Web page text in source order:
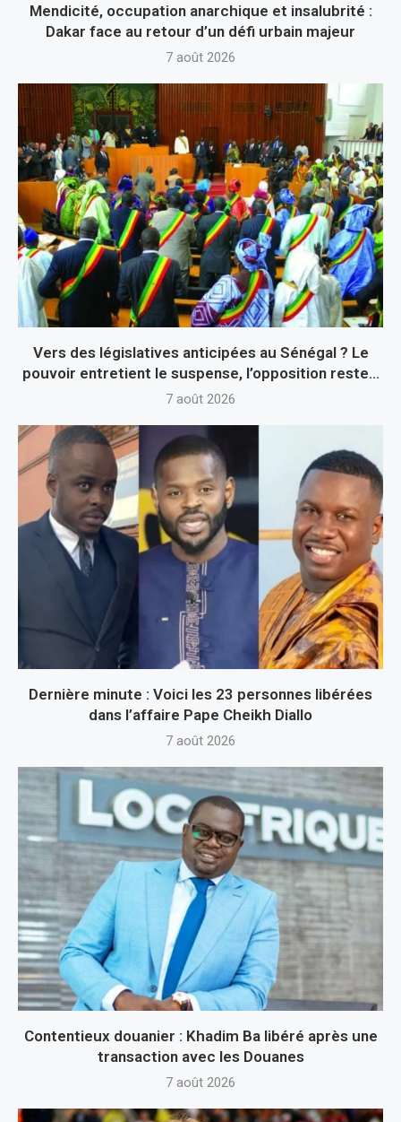
Mendicité, occupation anarchique et insalubrité :
Dakar face au retour d’un défi urbain majeur
7 août 2026
Vers des législatives anticipées au Sénégal ? Le
pouvoir entretient le suspense, l’opposition reste...
7 août 2026
Dernière minute : Voici les 23 personnes libérées
dans l’affaire Pape Cheikh Diallo
7 août 2026
Contentieux douanier : Khadim Ba libéré après une
transaction avec les Douanes
7 août 2026